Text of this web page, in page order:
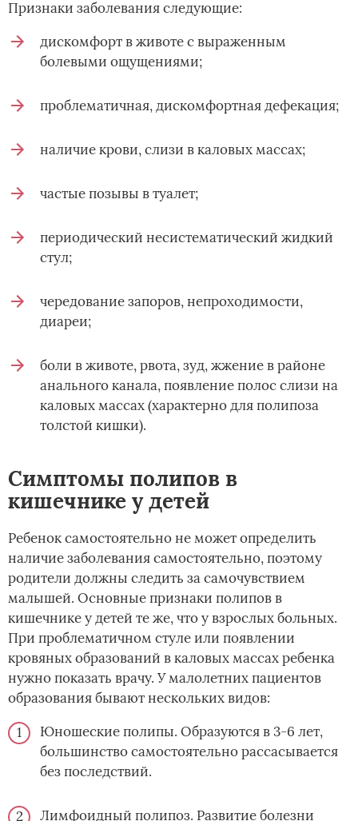
Признаки заболевания следующие:
дискомфорт в животе с выраженным
болевыми ощущениями;
проблематичная, дискомфортная дефекация;
наличие крови, слизи в каловых массах;
частые позывы в туалет;
периодический несистематический жидкий
стул;
чередование запоров, непроходимости,
диареи;
боли в животе, рвота, зуд, жжение в районе
анального канала, появление полос слизи на
каловых массах (характерно для полипоза
толстой кишки).
Симптомы полипов в
кишечнике у детей
Ребенок самостоятельно не может определить
наличие заболевания самостоятельно, поэтому
родители должны следить за самочувствием
малышей. Основные признаки полипов в
кишечнике у детей те же, что у взрослых больных.
При проблематичном стуле или появлении
кровяных образований в каловых массах ребенка
нужно показать врачу. У малолетних пациентов
образования бывают нескольких видов:
Юношеские полипы. Образуются в 3-6 лет,
большинство самостоятельно рассасывается
без последствий.
Лимфоидный полипоз. Развитие болезни